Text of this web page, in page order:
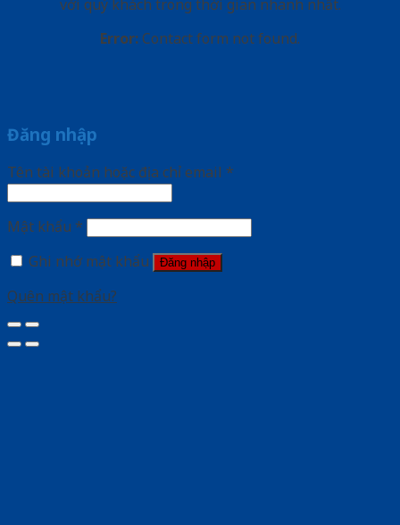
với quý khách trong thời gian nhanh nhất.
Error: Contact form not found.
Đăng nhập
Tên tài khoản hoặc địa chỉ email *
Mật khẩu *
Ghi nhớ mật khẩu
Đăng nhập
Quên mật khẩu?